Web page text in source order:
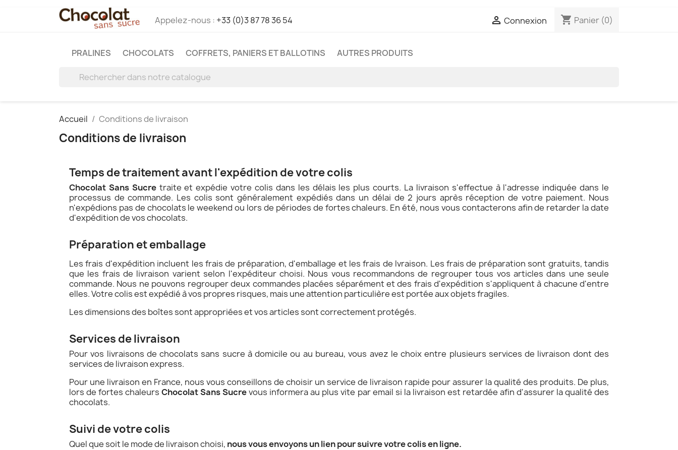
Appelez-nous : +33 (0)3 87 78 36 54  Connexion shopping_cart Panier (0)
PRALINES CHOCOLATS COFFRETS, PANIERS ET BALLOTINS AUTRES PRODUITS
Accueil Conditions de livraison
Conditions de livraison
Temps de traitement avant l'expédition de votre colis
Chocolat Sans Sucretraite et expédie votre colis dans les délais les plus courts. La livraison s'effectue à l'adresse indiquée dans le
processus de commande. Les colis sont généralement expédiés dans un délai de 2 jours après réception de votre paiement. Nous
n'expédions pas de chocolats le weekend ou lors de périodes de fortes chaleurs. En été, nous vous contacterons afin de retarder la date
d'expédition de vos chocolats.
Préparation et emballage
Les frais d'expédition incluent les frais de préparation, d'emballage et les frais de lvraison. Les frais de préparation sont gratuits, tandis
que les frais de livraison varient selon l'expéditeur choisi. Nous vous recommandons de regrouper tous vos articles dans une seule
commande. Nous ne pouvons regrouper deux commandes placées séparément et des frais d'expédition s'appliquent à chacune d'entre
elles. Votre colis est expédié à vos propres risques, mais une attention particulière est portée aux objets fragiles.
Les dimensions des boîtes sont appropriées et vos articles sont correctement protégés.
Services de livraison
Pour vos livraisons de chocolats sans sucre à domicile ou au bureau, vous avez le choix entre plusieurs services de livraison dont des
services de livraison express.
Pour une livraison en France, nous vous conseillons de choisir un service de livraison rapide pour assurer la qualité des produits. De plus,
lors de fortes chaleursChocolat Sans Sucrevous informera au plus vite par email si la livraison est retardée afin d'assurer la qualité des
chocolats.
Suivi de votre colis
Quel que soit le mode de livraison choisi, nous vous envoyons un lien pour suivre votre colis en ligne.